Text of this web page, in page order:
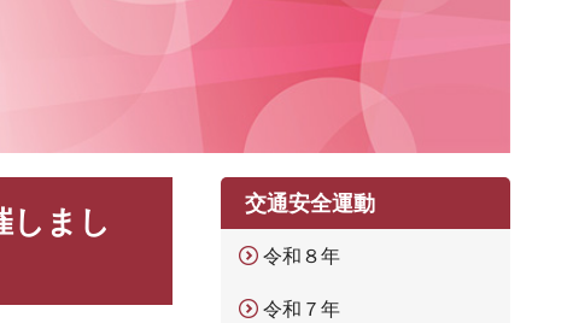
しまし
交通安全運動
令和８年
令和７年